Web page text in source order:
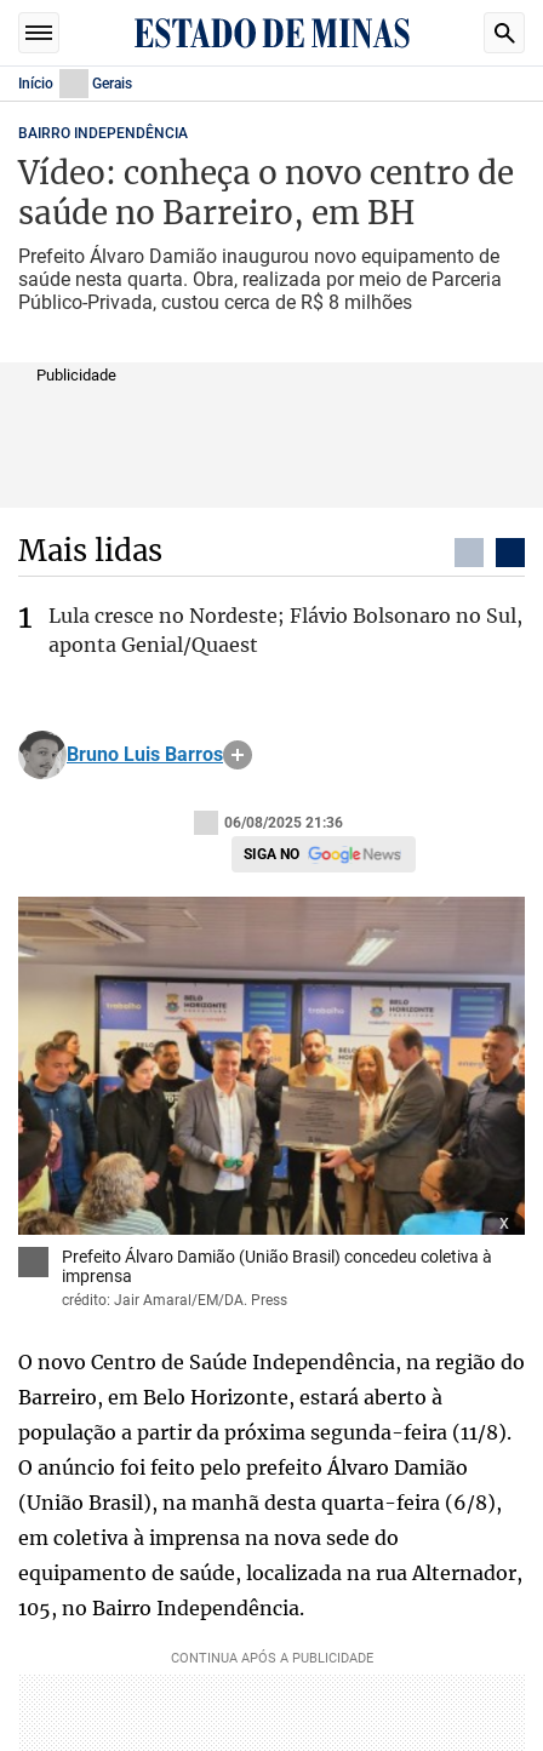
Início Gerais
BAIRRO INDEPENDÊNCIA
Vídeo: conheça o novo centro de
saúde no Barreiro, em BH
Prefeito Álvaro Damião inaugurou novo equipamento de
saúde nesta quarta. Obra, realizada por meio de Parceria
Público-Privada, custou cerca de R$ 8 milhões
Publicidade
Mais lidas
Lula cresce no Nordeste; Flávio Bolsonaro no Sul,
aponta Genial/Quaest
Bruno Luis Barros
06/08/2025 21:36
SIGA NO
x
Prefeito Álvaro Damião (União Brasil) concedeu coletiva à
imprensa
crédito: Jair Amaral/EM/DA. Press
O novo Centro de Saúde Independência, na região do
Barreiro, em Belo Horizonte, estará aberto à
população a partir da próxima segunda-feira (11/8).
O anúncio foi feito pelo prefeito Álvaro Damião
(União Brasil), na manhã desta quarta-feira (6/8),
em coletiva à imprensa na nova sede do
equipamento de saúde, localizada na rua Alternador,
105, no Bairro Independência.